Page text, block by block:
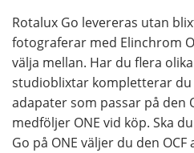
Rotalux Go levereras utan
fotograferar med Elinchrom
välja mellan. Har du flera
studioblixtar kompletterar
adapater som passar på den
medföljer ONE vid köp. Ska
Go på ONE väljer du den